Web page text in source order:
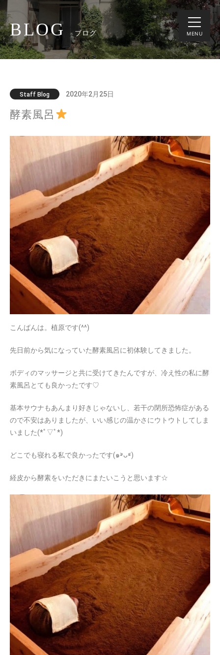
MENU
BLOG ブログ
Staff Blog 2020年2月25日
酵素風呂
こんばんは。植原です(^^)
先日前から気になっていた酵素風呂に初体験してきました。
ボディのマッサージと共に受けてきたんですが、冷え性の私に酵
素風呂とても良かったです♡
基本サウナもあんまり好きじゃないし、若干の閉所恐怖症がある
ので不安はありましたが、いい感じの温かさにウトウトしてしま
いました(*ﾟ▽ﾟ*)
どこでも寝れる私で良かったです(๑˃̵ᴗ˂̵)
経皮から酵素をいただきにまたいこうと思います☆